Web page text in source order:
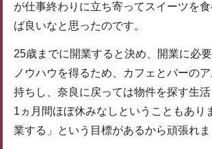
が仕事終わりに立ち寄ってスイーツを
ば良いなと思ったのです。
25歳までに開業すると決め、開業に必
ノウハウを得るため、カフェとバーの
持ちし、奈良に戻っては物件を探す生活
1ヵ月間ほぼ休みなしということもあり
業する」という目標があるから頑張れま